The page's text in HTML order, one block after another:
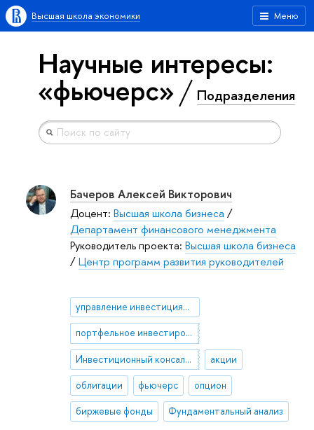
Меню
Высшая школа экономики
Научные интересы:
«фьючерс» Подразделения
Бачеров Алексей Викторович
Доцент: Высшая школа бизнеса /
Департамент финансового менеджмента
Руководитель проекта: Высшая школа бизнеса
/Центр программ развития руководителей
управление инвестициями
портфельное инвестирование
Инвестиционный консалтинг акции
облигации фьючерс опцион
биржевые фонды Фундаментальный анализ